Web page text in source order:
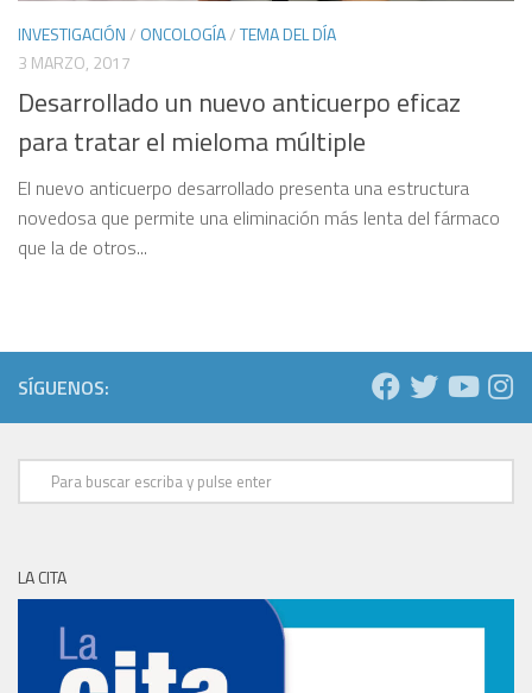
INVESTIGACIÓN/ ONCOLOGÍA/TEMA DEL DÍA
3 MARZO, 2017
Desarrollado un nuevo anticuerpo eficaz
para tratar el mieloma múltiple
El nuevo anticuerpo desarrollado presenta una estructura
novedosa que permite una eliminación más lenta del fármaco
que la de otros...
SÍGUENOS:
LA CITA